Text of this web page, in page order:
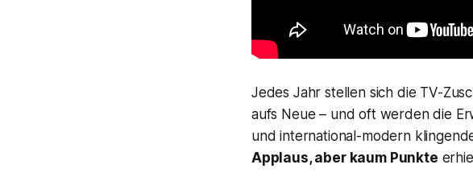
Jedes Jahr stellen sich die TV-
aufs Neue – und oft werden die
und international-modern
Applaus, aber kaum Punkte